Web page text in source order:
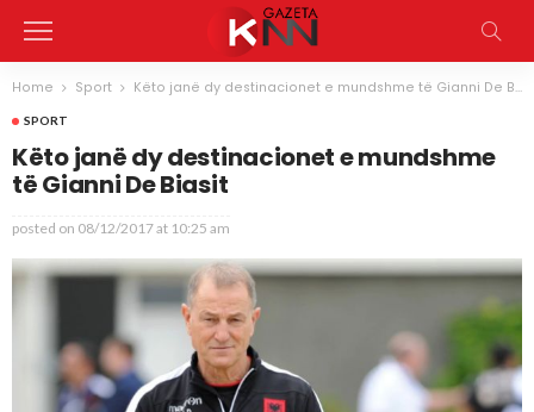
Home Sport Këto janë dy destinacionet e mundshme të Gianni De Biasit
SPORT
Këto janë dy destinacionet e mundshme
të Gianni De Biasit
posted on 08/12/2017 at 10:25 am